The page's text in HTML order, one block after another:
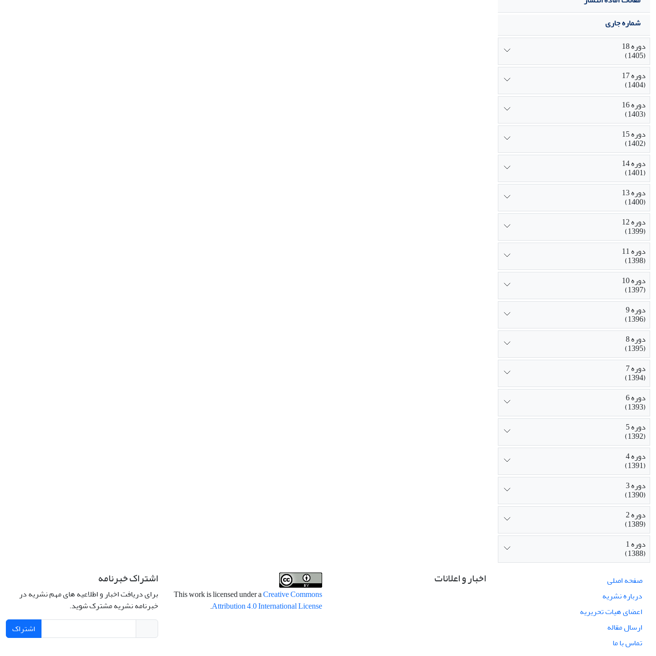
شماره جاری
دوره 18
(1405)
دوره 17
(1404)
دوره 16
(1403)
دوره 15
(1402)
دوره 14
(1401)
دوره 13
(1400)
دوره 12
(1399)
دوره 11
(1398)
دوره 10
(1397)
دوره 9
(1396)
دوره 8
(1395)
دوره 7
(1394)
دوره 6
(1393)
دوره 5
(1392)
دوره 4
(1391)
دوره 3
(1390)
دوره 2
(1389)
دوره 1
(1388)
صفحه اصلی
درباره نشریه
اعضای هیات تحریریه
ارسال مقاله
تماس با ما
اخبار و اعلانات
This work is licensed under aCreative Commons
Attribution 4.0 International License
.
اشتراک خبرنامه
برای دریافت اخبار و اطلاعیه های مهم نشریه در
خبرنامه نشریه مشترک شوید.
اشتراک